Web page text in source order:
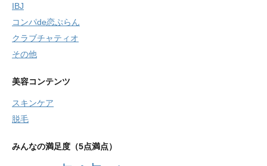
IBJ
コンパde恋ぷらん
クラブチャティオ
その他
美容コンテンツ
スキンケア
脱毛
みんなの満足度（5点満点）